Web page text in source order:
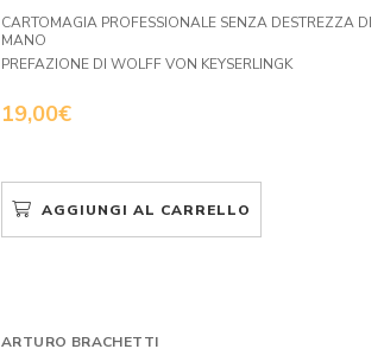
19,00€
CARTOMAGIA PROFESSIONALE SENZA DESTREZZA DI
MANO
PREFAZIONE DI WOLFF VON KEYSERLINGK
AGGIUNGI AL CARRELLO
ARTURO BRACHETTI